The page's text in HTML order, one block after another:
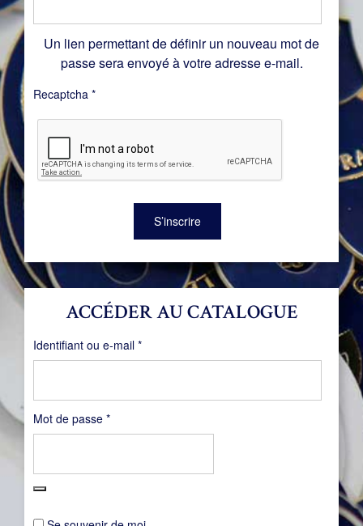
ACCÉDER AU CATALOGUE
Identifiant ou e-mail *Obligatoire
Mot de passe *Obligatoire
Un lien permettant de définir un nouveau mot de
passe sera envoyé à votre adresse e-mail.
Recaptcha *
S’inscrire